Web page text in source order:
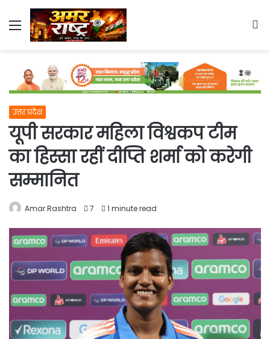
Menu
उत्तर प्रदेश
यूपी सरकार महिला विश्वकप टीम
का हिस्सा रहीं दीप्ति शर्मा को करेगी
सम्मानित
Amar Rashtra 7 1 minute read